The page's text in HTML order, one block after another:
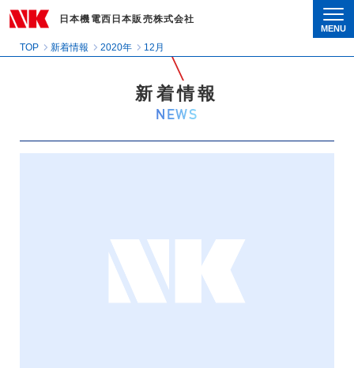
日本機電西日本販売株式会社
MENU
TOP 新着情報 2020年 12月
新着情報
NEWS